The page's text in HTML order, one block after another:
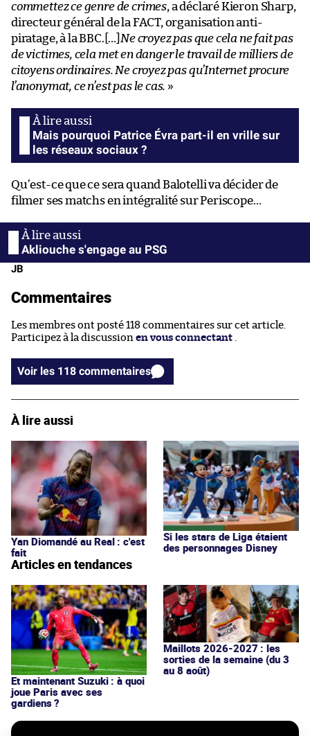
commettez ce genre de crimes, a déclaré Kieron Sharp,
directeur général de la FACT, organisation anti-
piratage, à la BBC.[…]Ne croyez pas que cela ne fait pas
de victimes, cela met en danger le travail de milliers de
citoyens ordinaires. Ne croyez pas qu’Internet procure
l’anonymat, ce n’est pas le cas. »
Mais pourquoi Patrice Évra part-il en vrille sur
les réseaux sociaux ?
Qu’est-ce que ce sera quand Balotelli va décider de
filmer ses matchs en intégralité sur Periscope…
Akliouche s'engage au PSG
JB
Commentaires
Les membres ont posté 118 commentaires sur cet article.
Participez à la discussion en vous connectant .
Voir les 118 commentaires
À lire aussi
Yan Diomandé au Real : c'est
fait
Si les stars de Liga étaient
des personnages Disney
Articles en tendances
Et maintenant Suzuki : à quoi
joue Paris avec ses
gardiens ?
Maillots 2026-2027 : les
sorties de la semaine (du 3
au 8 août)